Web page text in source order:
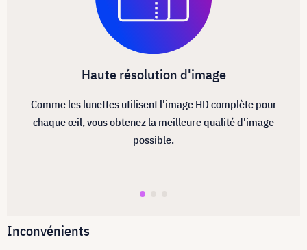
Haute résolution d'image
Comme les lunettes utilisent l'image HD complète pour
chaque œil, vous obtenez la meilleure qualité d'image
possible.
Inconvénients